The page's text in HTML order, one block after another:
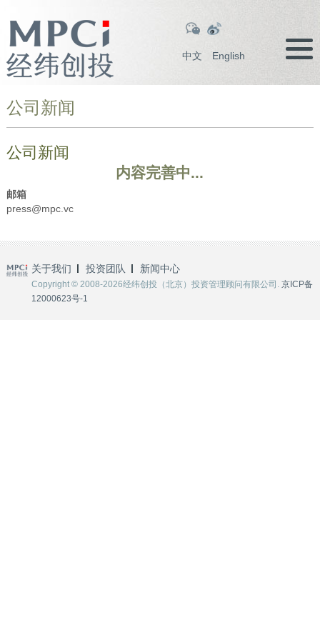
中文 English
公司新闻
公司新闻
内容完善中...
邮箱
press@mpc.vc
关于我们 投资团队 新闻中心
Copyright © 2008-2026经纬创投（北京）投资管理顾问有限公司. 京ICP备
12000623号-1